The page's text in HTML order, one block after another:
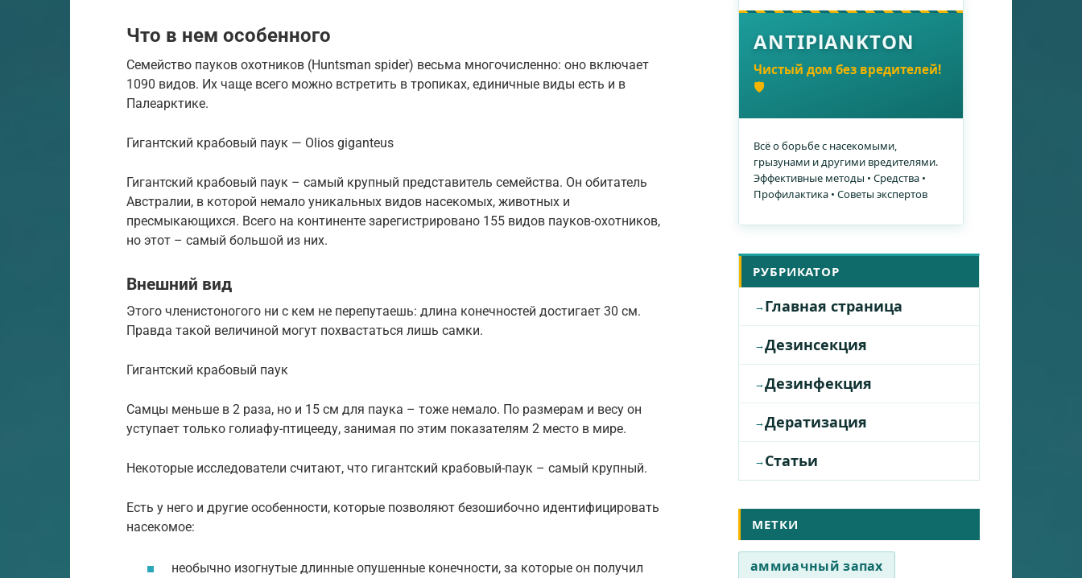
Что в нем особенного
Семейство пауков охотников (Huntsman spider) весьма многочисленно: оно включает
1090 видов. Их чаще всего можно встретить в тропиках, единичные виды есть и в
Палеарктике.
Гигантский крабовый паук — Olios giganteus
Гигантский крабовый паук – самый крупный представитель семейства. Он обитатель
Австралии, в которой немало уникальных видов насекомых, животных и
пресмыкающихся. Всего на континенте зарегистрировано 155 видов пауков-охотников,
но этот – самый большой из них.
Внешний вид
Этого членистоногого ни с кем не перепутаешь: длина конечностей достигает 30 см.
Правда такой величиной могут похвастаться лишь самки.
Гигантский крабовый паук
Самцы меньше в 2 раза, но и 15 см для паука – тоже немало. По размерам и весу он
уступает только голиафу-птицееду, занимая по этим показателям 2 место в мире.
Некоторые исследователи считают, что гигантский крабовый-паук – самый крупный.
Есть у него и другие особенности, которые позволяют безошибочно идентифицировать
насекомое:
необычно изогнутые длинные опушенные конечности, за которые он получил
ANTIPlANKTON
Чистый дом без вредителей!
🛡️
Всё о борьбе с насекомыми,
грызунами и другими вредителями.
Эффективные методы • Средства •
Профилактика • Советы экспертов
РУБРИКАТОР
Главная страница
Дезинсекция
Дезинфекция
Дератизация
Статьи
МЕТКИ
аммиачный запах